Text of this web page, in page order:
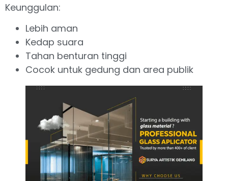
Keunggulan:
Lebih aman
Kedap suara
Tahan benturan tinggi
Cocok untuk gedung dan area publik